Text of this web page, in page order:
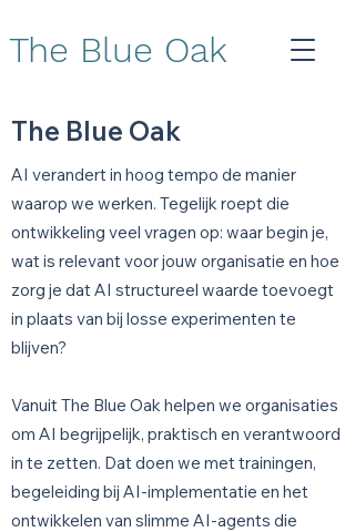
The Blue Oak
The Blue Oak
AI verandert in hoog tempo de manier
waarop we werken. Tegelijk roept die
ontwikkeling veel vragen op: waar begin je,
wat is relevant voor jouw organisatie en hoe
zorg je dat AI structureel waarde toevoegt
in plaats van bij losse experimenten te
blijven?
Vanuit The Blue Oak helpen we organisaties
om AI begrijpelijk, praktisch en verantwoord
in te zetten. Dat doen we met trainingen,
begeleiding bij AI-implementatie en het
ontwikkelen van slimme AI-agents die